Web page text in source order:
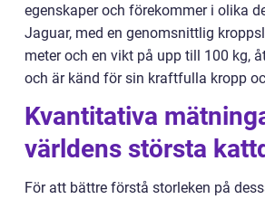
egenskaper och förekommer i olika
Jaguar, med en genomsnittlig
meter och en vikt på upp till 100 kg,
och är känd för sin kraftfulla kropp
Kvantitativa
världens största
För att bättre förstå storleken på